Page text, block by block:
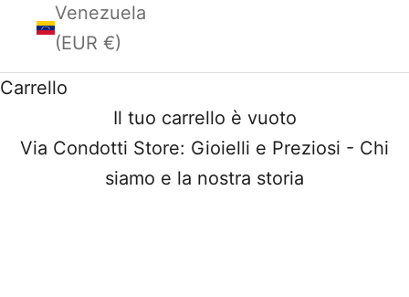
Venezuela
(EUR €)
Carrello
Il tuo carrello è vuoto
Via Condotti Store: Gioielli e Preziosi - Chi
siamo e la nostra storia